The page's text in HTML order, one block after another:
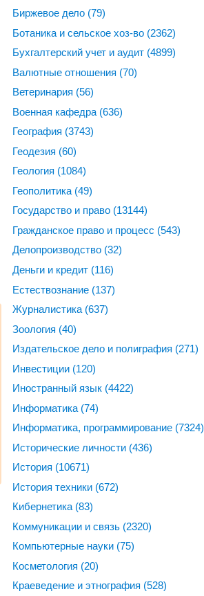
Биржевое дело (79)
Ботаника и сельское хоз-во (2362)
Бухгалтерский учет и аудит (4899)
Валютные отношения (70)
Ветеринария (56)
Военная кафедра (636)
География (3743)
Геодезия (60)
Геология (1084)
Геополитика (49)
Государство и право (13144)
Гражданское право и процесс (543)
Делопроизводство (32)
Деньги и кредит (116)
Естествознание (137)
Журналистика (637)
Зоология (40)
Издательское дело и полиграфия (271)
Инвестиции (120)
Иностранный язык (4422)
Информатика (74)
Информатика, программирование (7324)
Исторические личности (436)
История (10671)
История техники (672)
Кибернетика (83)
Коммуникации и связь (2320)
Компьютерные науки (75)
Косметология (20)
Краеведение и этнография (528)